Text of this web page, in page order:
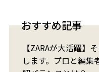
おすすめ記事
【ZARAが大活躍】
します。プロと編集